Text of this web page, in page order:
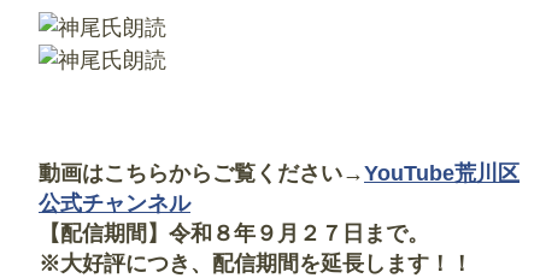
動画はこちらからご覧ください→YouTube荒川区
公式チャンネル
【配信期間】令和８年９月２７日まで。
※大好評につき、配信期間を延長します！！